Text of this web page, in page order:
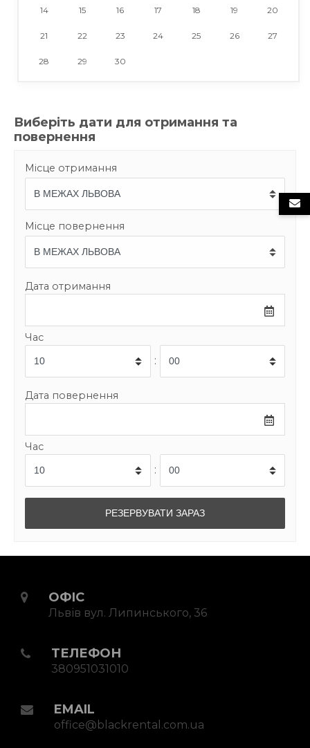
14 15 16 17 18 19 20
21 22 23 24 25 26 27
28 29 30
Виберіть дати для отримання та
повернення
Місце отримання
Місце повернення
Дата отримання
Час
:
Дата повернення
Час
:
ОФІС
Львів вул. Липинського, 36
ТЕЛЕФОН
380951031010
EMAIL
office@blackrental.com.ua